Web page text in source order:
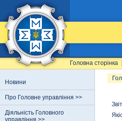
Головна сторінка
Новини
Про Головне управління >>
Діяльність Головного
управління >>